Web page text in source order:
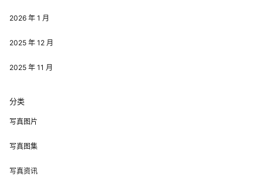
2026 年 1 月
2025 年 12 月
2025 年 11 月
分类
写真图片
写真图集
写真资讯